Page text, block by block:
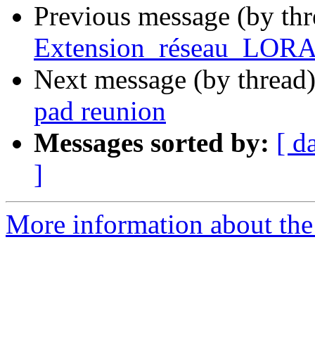
Previous message (by
Next message (by
pad reunion
Messages sorted by: [
]
More information about